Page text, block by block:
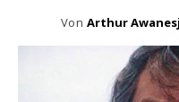
Von Arthur